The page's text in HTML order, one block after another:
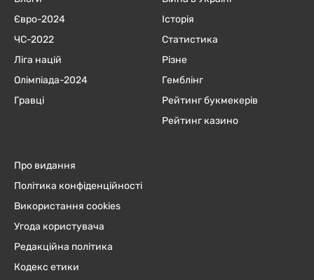
Євро-2024
ЧC-2022
Ліга націй
Олімпіада-2024
Гравці
Історія
Статистика
Різне
Гемблінг
Рейтинг букмекерів
Рейтинг казино
Про видання
Політика конфіденційності
Використання cookies
Угода користувача
Редакційна політика
Кодекс етики